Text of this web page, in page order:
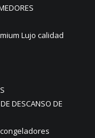
Lujo calidad
DESCANSO DE